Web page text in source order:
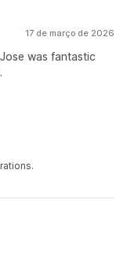
17 de março de 2026
was fantastic